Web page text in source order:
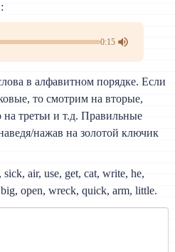
0:15
в алфавитном порядке. Если
то смотрим на вторые,
третьи и т.д. Правильные
нажав на золотой ключик
air, use, get, cat, write, he,
open, wreck, quick, arm, little.